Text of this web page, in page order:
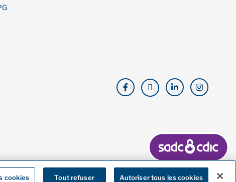
cookies Tout refuser Autoriser tous les cookies